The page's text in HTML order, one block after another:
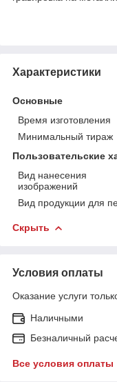
Характеристики
Основные
Время изготовления
Минимальный тираж
Пользовательские
Вид нанесения
изображений
Вид продукции для
Скрыть
Условия оплаты
Оказание услуги
Наличными
Безналичный
Все условия оплаты